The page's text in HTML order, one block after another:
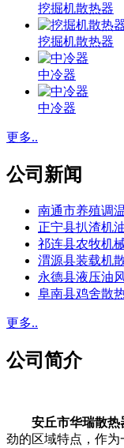
挖掘机散热器
挖掘机散热器
中冷器
中冷器
更多..
公司新闻
南通市养殖调
正宁县扒渣机
祁连县农牧机
渭源县装载机
永德县液压油
阜南县鸡舍散
更多..
公司简介
安丘市华瑞散热
劲的区域特点，作